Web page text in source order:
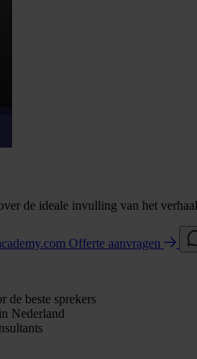
de ideale invulling van het
Offerte aanvragen
de beste sprekers
Nederland